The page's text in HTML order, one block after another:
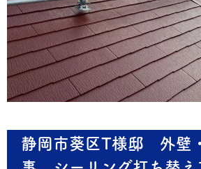
静岡市葵区T様邸 外壁